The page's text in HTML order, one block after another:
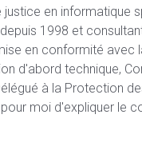
justice en
1998 et
en conformité
d'abord technique,
à la Protection
moi d'expliquer le